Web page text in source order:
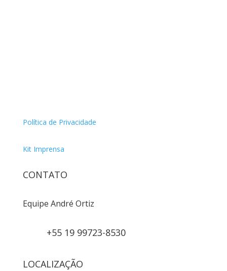
Política de Privacidade
Kit Imprensa
CONTATO
Equipe André Ortiz
+55 19 99723-8530
LOCALIZAÇÃO